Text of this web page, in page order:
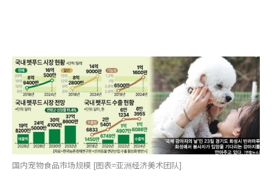
国内宠物食品市场规模 [图表=亚洲经济美术团队]